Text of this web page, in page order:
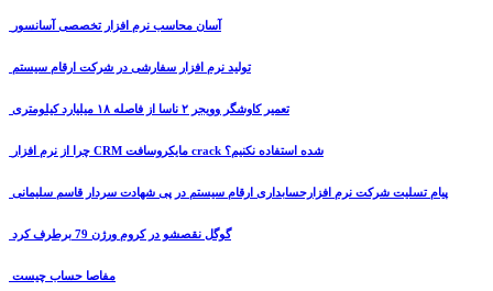
آسان محاسب نرم افزار تخصصی آسانسور
تولید نرم افزار سفارشی در شرکت ارقام سیستم
تعمیر کاوشگر وویجر ۲ ناسا از فاصله ۱۸ میلیارد کیلومتری
چرا از نرم افزار CRM مایکروسافت crack شده استفاده نکنیم؟
پیام تسلیت شرکت نرم افزارحسابداری ارقام سیستم در پی شهادت سردار قاسم سلیمانی
گوگل نقصشو در کروم ورژن 79 برطرف کرد
مفاصا حساب چیست